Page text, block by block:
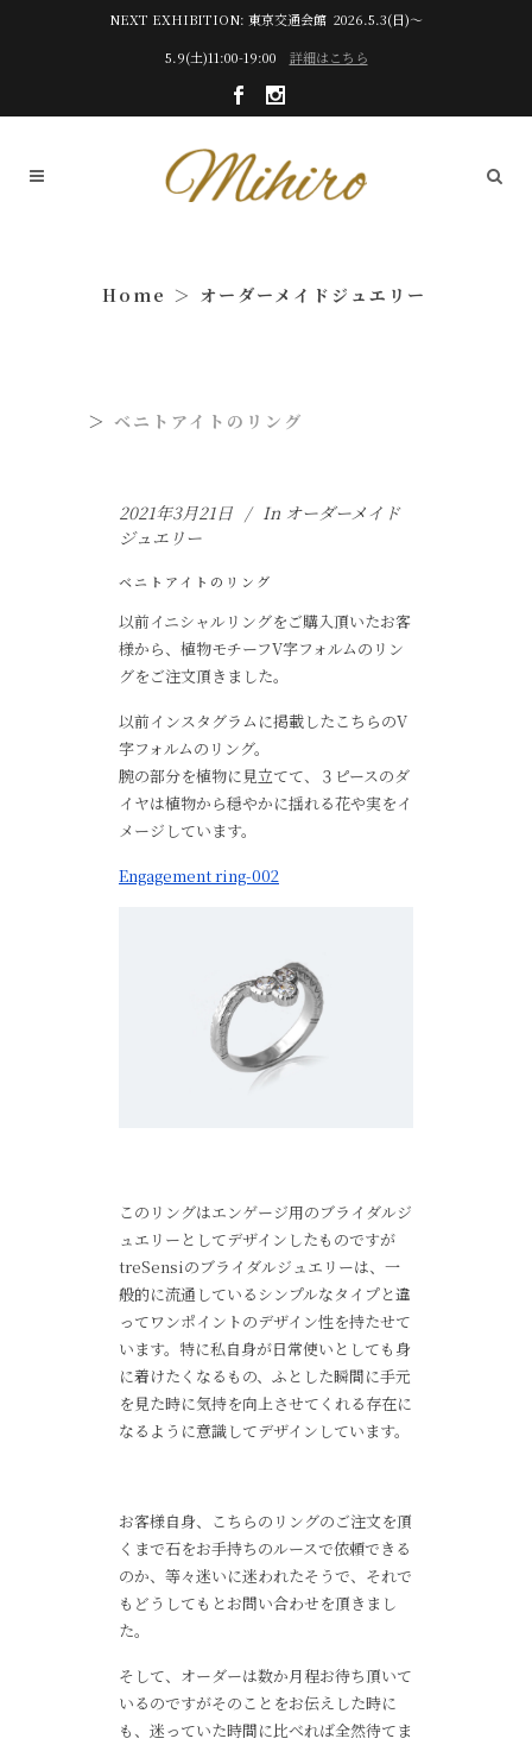
NEXT EXHIBITION: 東京交通会館 2026.5.3(日)～
5.9(土)11:00-19:00 詳細はこちら
オーダーメイドジュエリー
ベニトアイトのリング
2021年3月21日 In オーダーメイド
ジュエリー
ベニトアイトのリング
以前イニシャルリングをご購入頂いたお客
様から、植物モチーフV字フォルムのリン
グをご注文頂きました。
以前インスタグラムに掲載したこちらのV
字フォルムのリング。
腕の部分を植物に見立てて、３ピースのダ
イヤは植物から穏やかに揺れる花や実をイ
メージしています。
Engagement ring-002
このリングはエンゲージ用のブライダルジ
ュエリーとしてデザインしたものですが
treSensiのブライダルジュエリーは、一
般的に流通しているシンプルなタイプと違
ってワンポイントのデザイン性を持たせて
います。特に私自身が日常使いとしても身
に着けたくなるもの、ふとした瞬間に手元
を見た時に気持を向上させてくれる存在に
なるように意識してデザインしています。
お客様自身、こちらのリングのご注文を頂
くまで石をお手持ちのルースで依頼できる
のか、等々迷いに迷われたそうで、それで
もどうしてもとお問い合わせを頂きまし
た。
そして、オーダーは数か月程お待ち頂いて
いるのですがそのことをお伝えした時に
も、迷っていた時間に比べれば全然待てま